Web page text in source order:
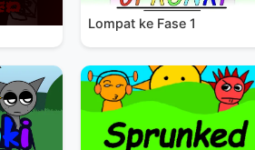
Lompat ke Fase 1